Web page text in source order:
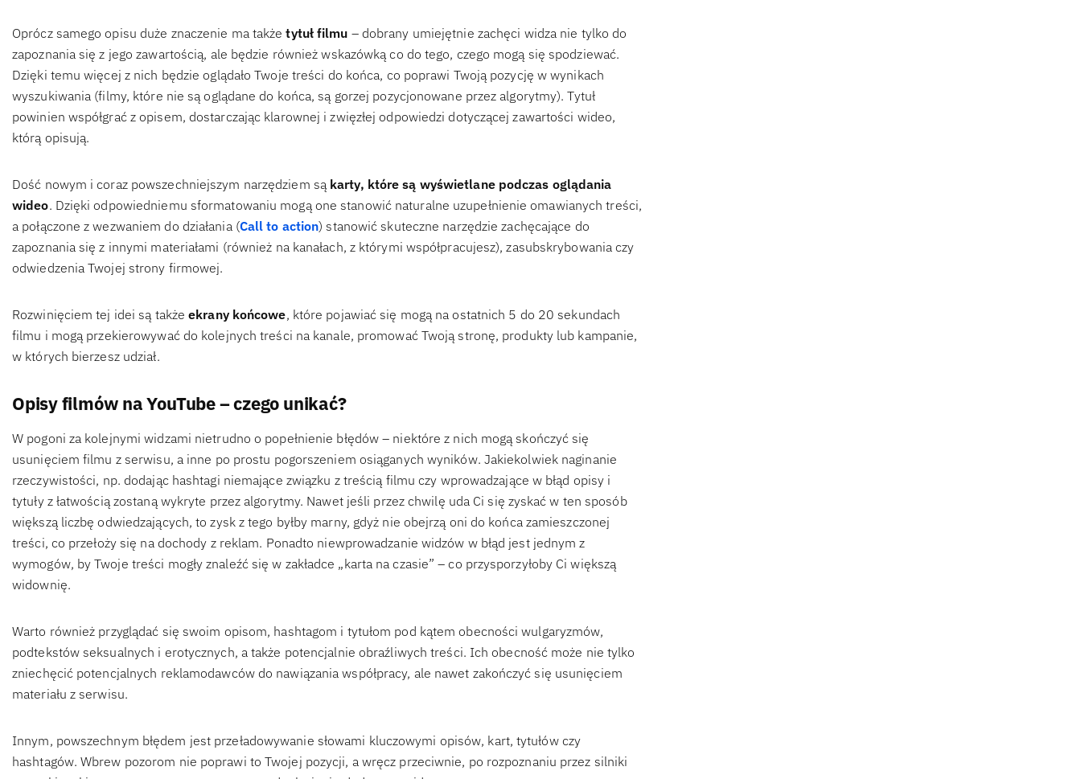
Oprócz samego opisu duże znaczenie ma takżetytuł filmu – dobrany umiejętnie zachęci widza nie tylko do
zapoznania się z jego zawartością, ale będzie również wskazówką co do tego, czego mogą się spodziewać.
Dzięki temu więcej z nich będzie oglądało Twoje treści do końca, co poprawi Twoją pozycję w wynikach
wyszukiwania (filmy, które nie są oglądane do końca, są gorzej pozycjonowane przez algorytmy). Tytuł
powinien współgrać z opisem, dostarczając klarownej i zwięzłej odpowiedzi dotyczącej zawartości wideo,
którą opisują.
Dość nowym i coraz powszechniejszym narzędziem są karty, które są wyświetlane podczas oglądania
wideo. Dzięki odpowiedniemu sformatowaniu mogą one stanowić naturalne uzupełnienie omawianych treści,
a połączone z wezwaniem do działania (Call to action) stanowić skuteczne narzędzie zachęcające do
zapoznania się z innymi materiałami (również na kanałach, z którymi współpracujesz), zasubskrybowania czy
odwiedzenia Twojej strony firmowej.
Rozwinięciem tej idei są takżeekrany końcowe, które pojawiać się mogą na ostatnich 5 do 20 sekundach
filmu i mogą przekierowywać do kolejnych treści na kanale, promować Twoją stronę, produkty lub kampanie,
w których bierzesz udział.
Opisy filmów na YouTube – czego unikać?
W pogoni za kolejnymi widzami nietrudno o popełnienie błędów – niektóre z nich mogą skończyć się
usunięciem filmu z serwisu, a inne po prostu pogorszeniem osiąganych wyników. Jakiekolwiek naginanie
rzeczywistości, np. dodając hashtagi niemające związku z treścią filmu czy wprowadzające w błąd opisy i
tytuły z łatwością zostaną wykryte przez algorytmy. Nawet jeśli przez chwilę uda Ci się zyskać w ten sposób
większą liczbę odwiedzających, to zysk z tego byłby marny, gdyż nie obejrzą oni do końca zamieszczonej
treści, co przełoży się na dochody z reklam. Ponadto niewprowadzanie widzów w błąd jest jednym z
wymogów, by Twoje treści mogły znaleźć się w zakładce „karta na czasie” – co przysporzyłoby Ci większą
widownię.
Warto również przyglądać się swoim opisom, hashtagom i tytułom pod kątem obecności wulgaryzmów,
podtekstów seksualnych i erotycznych, a także potencjalnie obraźliwych treści. Ich obecność może nie tylko
zniechęcić potencjalnych reklamodawców do nawiązania współpracy, ale nawet zakończyć się usunięciem
materiału z serwisu.
Innym, powszechnym błędem jest przeładowywanie słowami kluczowymi opisów, kart, tytułów czy
hashtagów. Wbrew pozorom nie poprawi to Twojej pozycji, a wręcz przeciwnie, po rozpoznaniu przez silniki